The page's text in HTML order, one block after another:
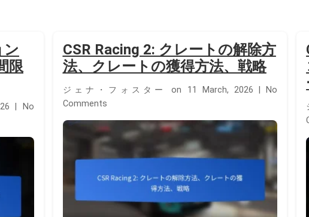
ン
限
| No
CSR Racing 2: クレートの解除方
法、クレートの獲得方法、戦略
ジェナ・フォスター on 11 March, 2026 | No
Comments